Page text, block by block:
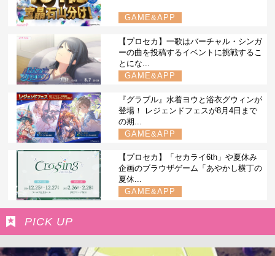
GAME&APP
【プロセカ】一歌はバーチャル・シンガ
ーの曲を投稿するイベントに挑戦するこ
とにな...
GAME&APP
『グラブル』水着ヨウと浴衣グウィンが
登場！ レジェンドフェスが8月4日まで
の期...
GAME&APP
【プロセカ】「セカライ6th」や夏休み
企画のブラウザゲーム「あやかし横丁の
夏休...
GAME&APP
PICK UP